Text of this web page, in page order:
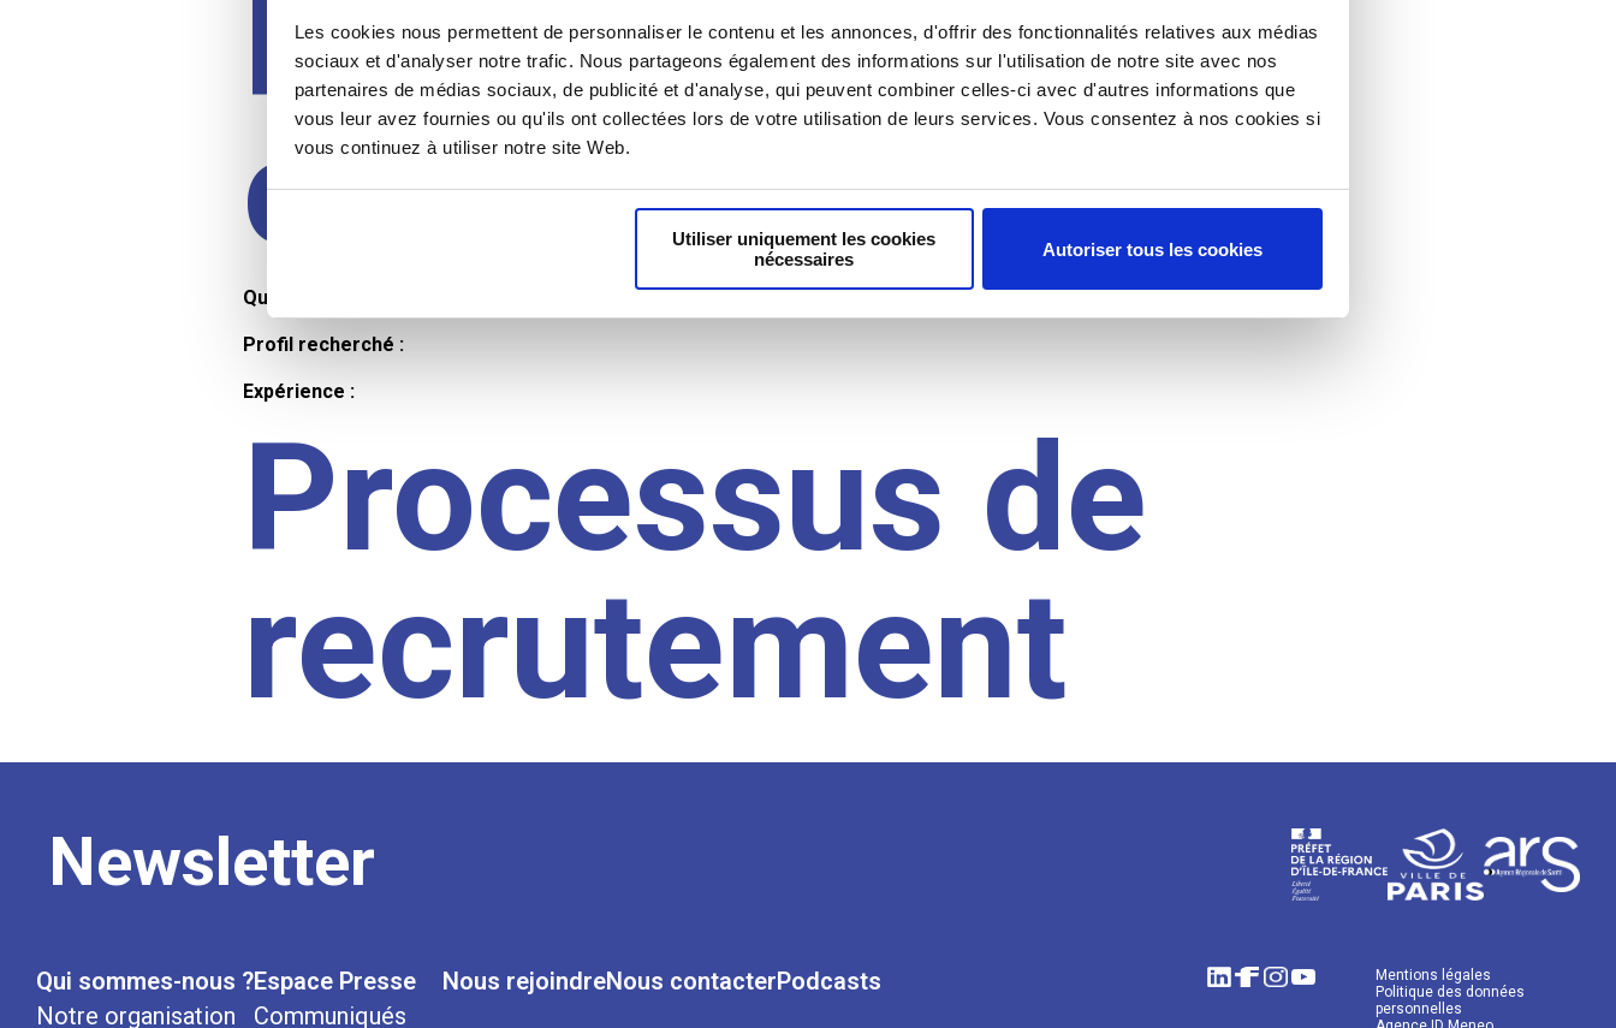
Les cookies nous permettent de personnaliser le contenu et les annonces, d'offrir des fonctionnalités relatives aux médias
sociaux et d'analyser notre trafic. Nous partageons également des informations sur l'utilisation de notre site avec nos
partenaires de médias sociaux, de publicité et d'analyse, qui peuvent combiner celles-ci avec d'autres informations que
vous leur avez fournies ou qu'ils ont collectées lors de votre utilisation de leurs services. Vous consentez à nos cookies si
vous continuez à utiliser notre site Web.
Utiliser uniquement les cookies
nécessaires
Autoriser tous les cookies
Profil du
candidat
Qualifications et diplômes :
Profil recherché :
Expérience :
Processus de
recrutement
Newsletter
Qui sommes-nous ?
Notre organisation
Espace Presse
Communiqués
Nous rejoindreNous contacterPodcasts
Mentions légales
Politique des données
personnelles